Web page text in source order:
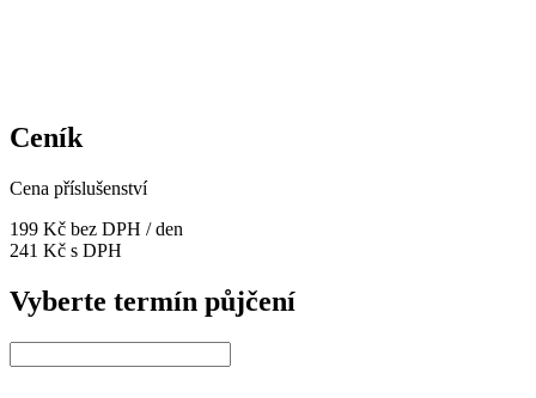
Ceník
Cena příslušenství
199 Kč bez DPH / den
241 Kč s DPH
Vyberte termín půjčení